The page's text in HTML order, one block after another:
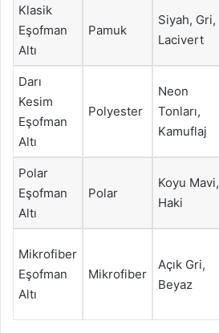
Klasik
Eşofman
Altı
Pamuk
Siyah, Gri,
Lacivert
Darı
Kesim
Eşofman
Altı
Polyester
Neon
Tonları,
Kamuflaj
Polar
Eşofman
Altı
Polar
Koyu Mavi,
Haki
Mikrofiber
Eşofman
Altı
Mikrofiber
Açık Gri,
Beyaz